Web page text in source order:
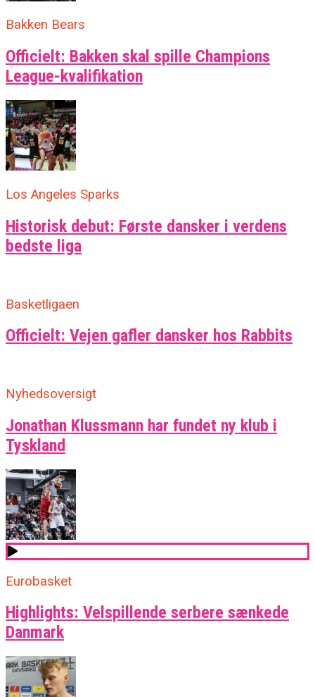
Bakken Bears
Officielt: Bakken skal spille Champions
League-kvalifikation
Los Angeles Sparks
Historisk debut: Første dansker i verdens
bedste liga
Basketligaen
Officielt: Vejen gafler dansker hos Rabbits
Nyhedsoversigt
Jonathan Klussmann har fundet ny klub i
Tyskland
Eurobasket
Highlights: Velspillende serbere sænkede
Danmark